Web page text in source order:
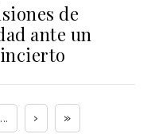
de
ante un
... › »